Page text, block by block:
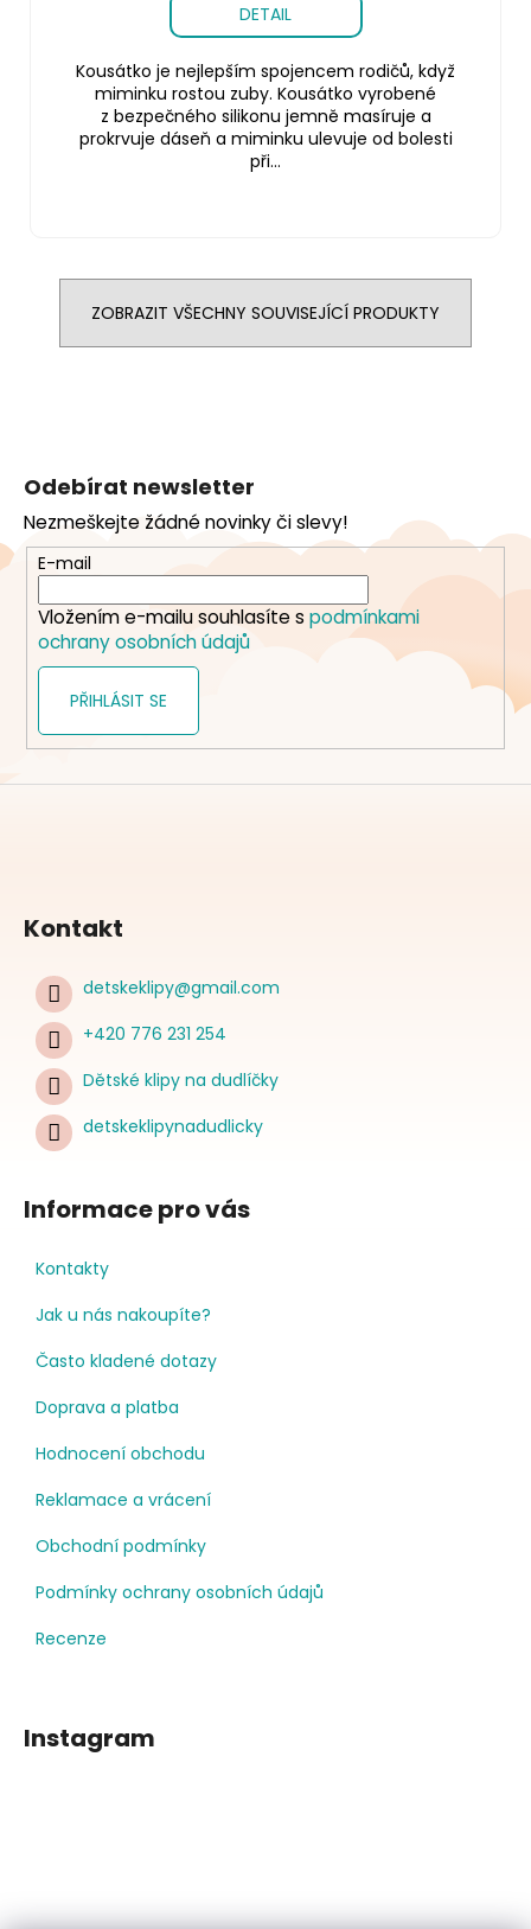
DETAIL
Kousátko je nejlepším spojencem rodičů, když
miminku rostou zuby. Kousátko vyrobené
z bezpečného silikonu jemně masíruje a
prokrvuje dáseň a miminku ulevuje od bolesti
při...
ZOBRAZIT VŠECHNY SOUVISEJÍCÍ PRODUKTY
a
t
Odebírat newsletter
Nezmeškejte žádné novinky či slevy!
E-mail
Vložením e-mailu souhlasíte s podmínkami
ochrany osobních údajů
PŘIHLÁSIT SE
Kontakt
detskeklipy@gmail.com
+420 776 231 254
Dětské klipy na dudlíčky
detskeklipynadudlicky
Informace pro vás
Kontakty
Jak u nás nakoupíte?
Často kladené dotazy
Doprava a platba
Hodnocení obchodu
Reklamace a vrácení
Obchodní podmínky
Podmínky ochrany osobních údajů
Recenze
Instagram